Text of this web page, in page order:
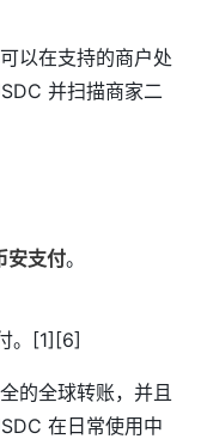
以在支持的商户处
并扫描商家二
安支付。
。[1][6]
的全球转账，并且
在日常使用中